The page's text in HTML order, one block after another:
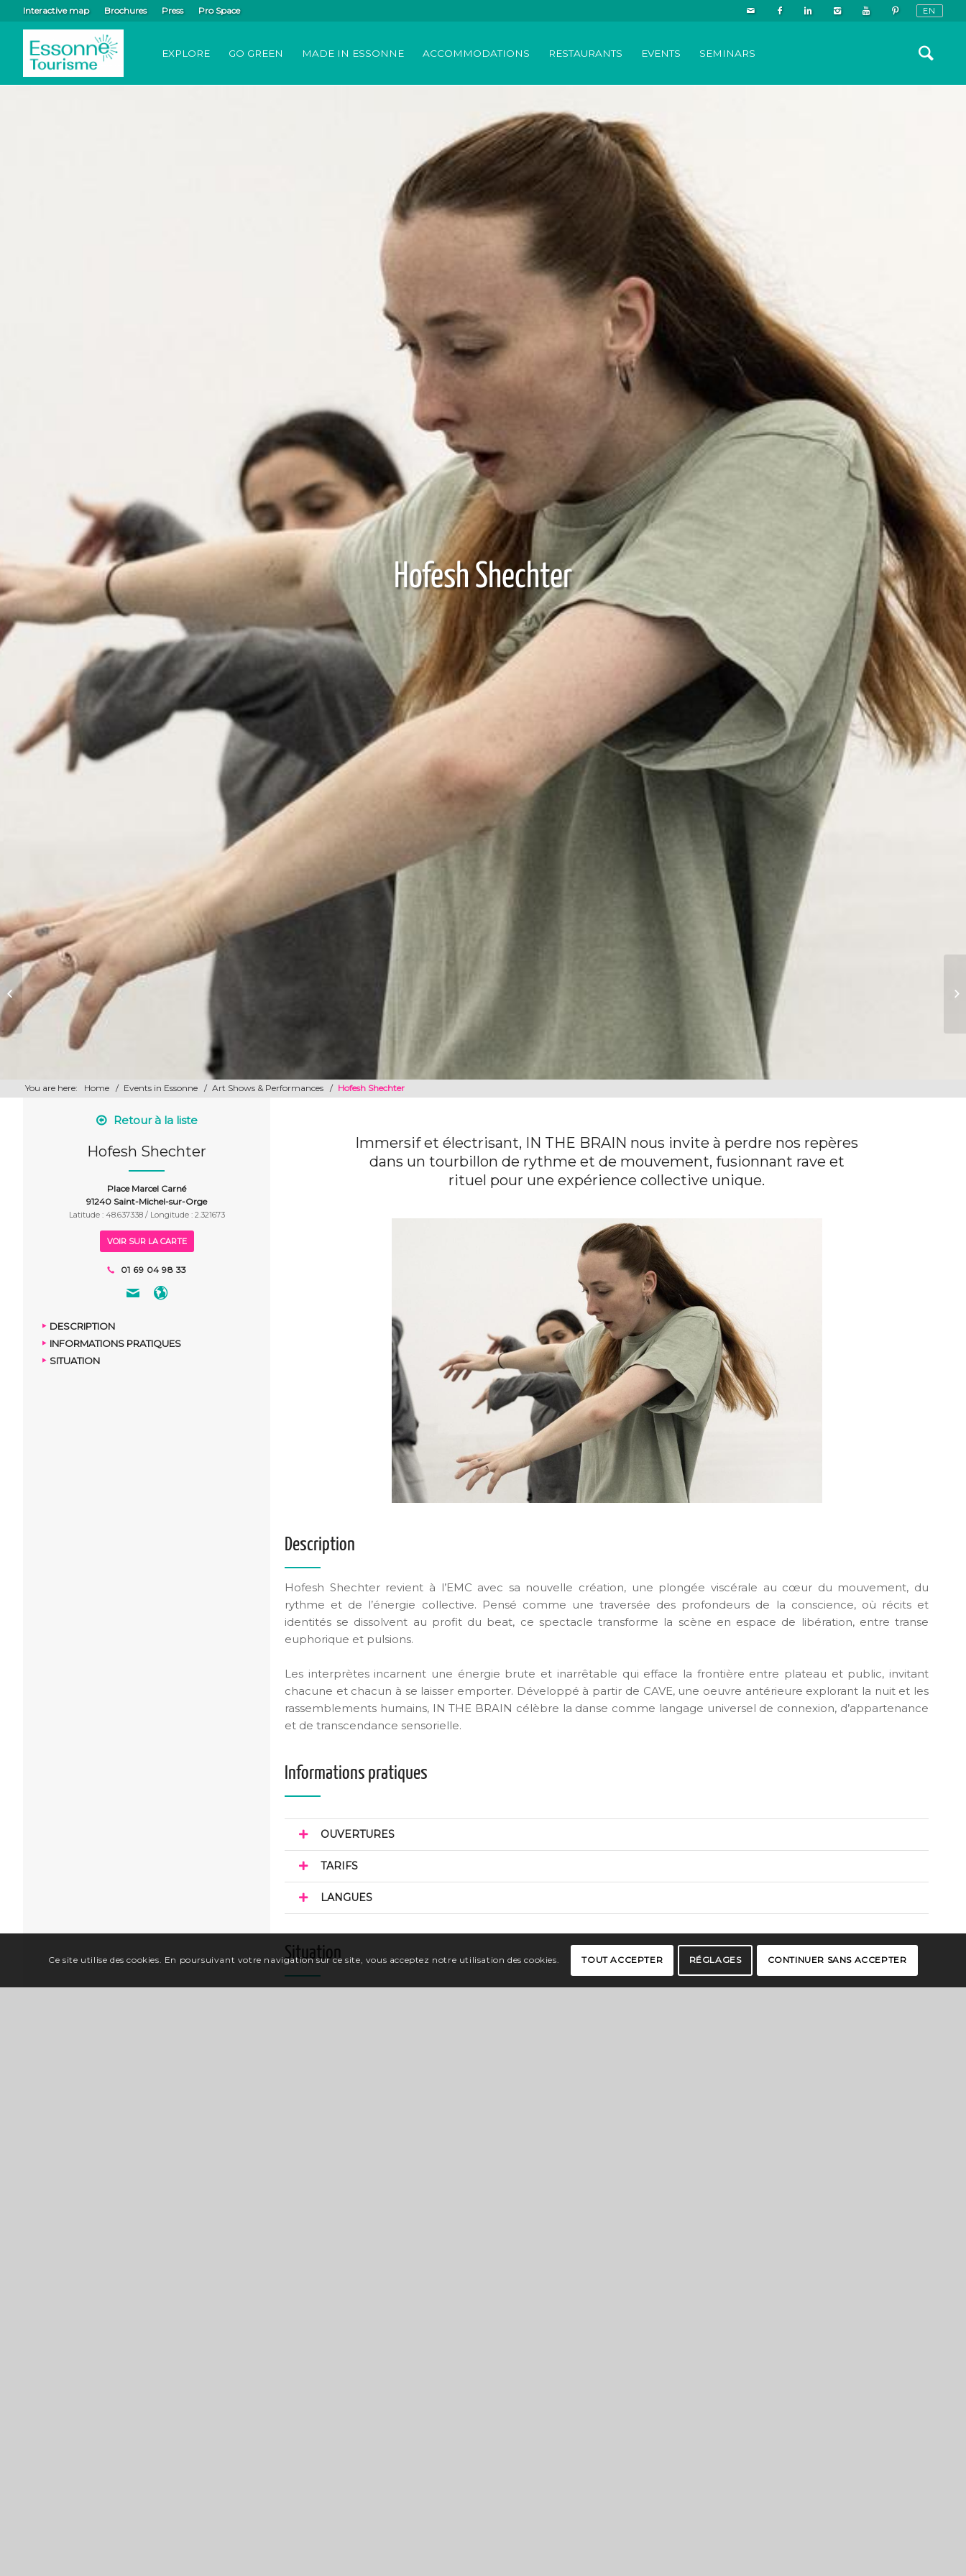
Interactive map Brochures Press Pro Space
EXPLORE GO GREEN MADE IN ESSONNE ACCOMMODATIONS RESTAURANTS EVENTS SEMINARS
Hofesh Shechter
You are here: Home / Events in Essonne / Art Shows & Performances / Hofesh Shechter
Retour à la liste
Hofesh Shechter
Place Marcel Carné
91240 Saint-Michel-sur-Orge
Latitude : 48.637338 / Longitude : 2.321673
VOIR SUR LA CARTE
01 69 04 98 33
DESCRIPTION
INFORMATIONS PRATIQUES
SITUATION
Immersif et électrisant, IN THE BRAIN nous invite à perdre nos repères
dans un tourbillon de rythme et de mouvement, fusionnant rave et
rituel pour une expérience collective unique.
Description
Hofesh Shechter revient à l’EMC avec sa nouvelle création, une plongée viscérale au cœur du mouvement, du
rythme et de l’énergie collective. Pensé comme une traversée des profondeurs de la conscience, où récits et
identités se dissolvent au profit du beat, ce spectacle transforme la scène en espace de libération, entre transe
euphorique et pulsions.
Les interprètes incarnent une énergie brute et inarrêtable qui efface la frontière entre plateau et public, invitant
chacune et chacun à se laisser emporter. Développé à partir de CAVE, une oeuvre antérieure explorant la nuit et les
rassemblements humains, IN THE BRAIN célèbre la danse comme langage universel de connexion, d’appartenance
et de transcendance sensorielle.
Informations pratiques
OUVERTURES
TARIFS
LANGUES
Situation
Marlène Schaff A Queen is Born
Ce site utilise des cookies. En poursuivant votre navigation sur ce site, vous acceptez notre utilisation des cookies. TOUT ACCEPTER RÉGLAGES CONTINUER SANS ACCEPTER